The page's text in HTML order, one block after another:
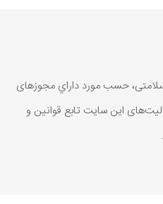
حسب مورد داراي مجوزهای
اين سايت تابع قوانين و